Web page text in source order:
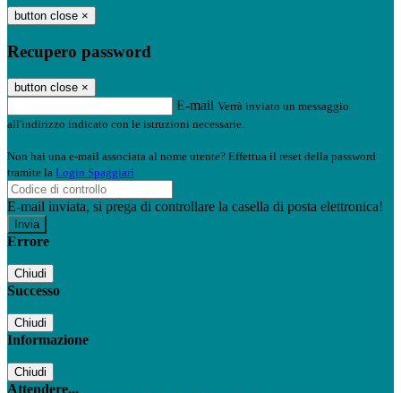
button close ×
Recupero password
button close ×
E-mail Verrà inviato un messaggio
all'indirizzo indicato con le istruzioni necessarie.
Non hai una e-mail associata al nome utente? Effettua il reset della password
tramite la Login Spaggiari
E-mail inviata, si prega di controllare la casella di posta elettronica!
Errore
Chiudi
Successo
Chiudi
Informazione
Chiudi
Attendere...